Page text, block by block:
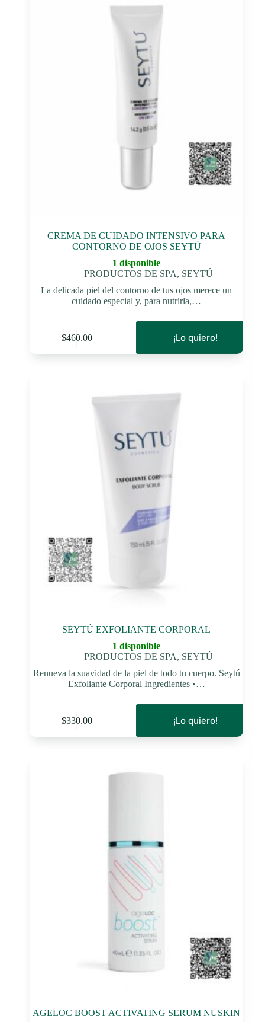
CREMA DE CUIDADO INTENSIVO PARA
CONTORNO DE OJOS SEYTÚ
1 disponible
PRODUCTOS DE SPA, SEYTÚ
La delicada piel del contorno de tus ojos merece un
cuidado especial y, para nutrirla,…
$460.00 ¡Lo quiero!
SEYTÚ EXFOLIANTE CORPORAL
1 disponible
PRODUCTOS DE SPA, SEYTÚ
Renueva la suavidad de la piel de todo tu cuerpo. Seytú
Exfoliante Corporal Ingredientes •…
$330.00 ¡Lo quiero!
AGELOC BOOST ACTIVATING SERUM NUSKIN